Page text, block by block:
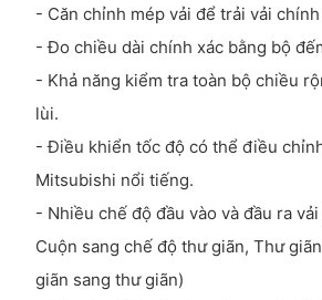
- Căn chỉnh mép vải để trải vải
- Đo chiều dài chính xác bằng bộ
- Khả năng kiểm tra toàn bộ chiều
lùi.
- Điều khiển tốc độ có thể điều
Mitsubishi nổi tiếng.
- Nhiều chế độ đầu vào và đầu ra
Cuộn sang chế độ thư giãn, Thư
giãn sang thư giãn)